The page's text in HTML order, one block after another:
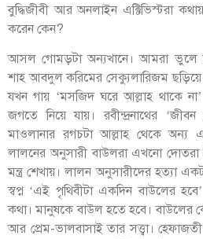
বুদ্ধিজীবী আর অনলাইন এক্টিভিস্টরা
করেন কেন?
আসল গোমড়টা অন্যখানে। আমরা ভুলে যাই
শাহ আবদুল করিমের সেক্যুলারিজম
যখন গায় ‘মসজিদ ঘরে আল্লাহ থাকে
জগতে নিয়ে যায়। রবীন্দ্রনাথের
মাওলানার রগচটা আল্লাহ থেকে অন্য
লালনের অনুসারী বাউলরা এখনো দোতরা
মন্ত্র শেখায়। লালন অনুসারীদের হত্যা
স্বপ্ন ‘এই পৃথিবীটা একদিন বাউলের
কথা। মানুষকে বাউল হতে হবে। বাউলের
আর প্রেম-ভালবাসাই তার সত্ত্বা।